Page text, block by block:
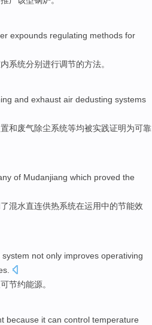
expounds regulating methods for
系统分别进行调节的方法。
and exhaust air dedusting systems
和废气除尘系统等均被实践证明为可靠
of Mudanjiang which proved the
混水直连供热系统在运用中的节能效
system not only improves operativing
可节约能源。
because it can control temperature